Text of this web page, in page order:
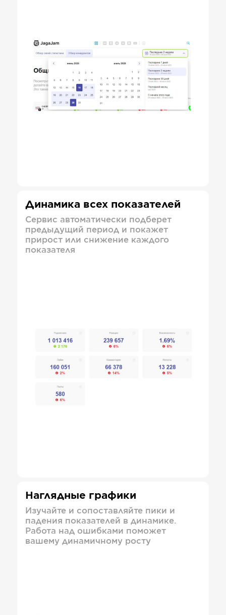
Динамика всех показателей
Сервис автоматически подберет
предыдущий период и покажет
прирост или снижение каждого
показателя
Наглядные графики
Изучайте и сопоставляйте пики и
падения показателей в динамике.
Работа над ошибками поможет
вашему динамичному росту